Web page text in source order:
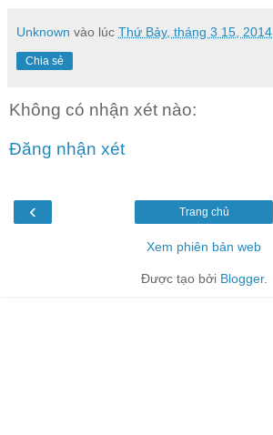
Unknown vào lúc Thứ Bảy, tháng 3 15, 2014
Chia sẻ
Không có nhận xét nào:
Đăng nhận xét
‹ Trang chủ
Xem phiên bản web
Được tạo bởi Blogger.